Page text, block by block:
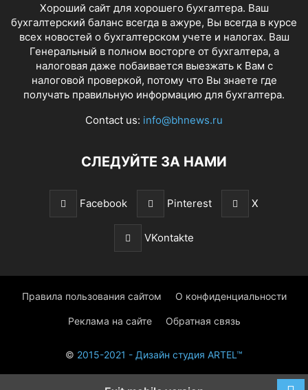
Хороший сайт для хорошего бухгалтера. Ваш
бухгалтерский баланс всегда в ажуре, Вы всегда в курсе
всех новостей о бухгалтерском учете и налогах. Ваш
Генеральный в полном восторге от бухгалтера, а
налоговая даже побаивается выезжать к Вам с
налоговой проверкой, потому что Вы знаете где
получать правильную информацию для бухгалтера.
Contact us: info@bhnews.ru
СЛЕДУЙТЕ ЗА НАМИ
Facebook Pinterest X
VKontakte
Правила пользования сайтом О конфиденциальности
Реклама на сайте Обратная связь
© 2015-2021 - Дизайн студия ARTEL™